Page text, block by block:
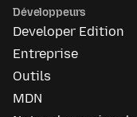
Développeurs
Developer Edition
Entreprise
Outils
MDN